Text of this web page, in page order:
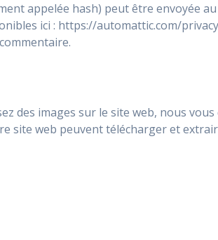
appelée hash) peut être envoyée
ici : https://automattic.com/
des images sur le site web, nous vous
site web peuvent télécharger et